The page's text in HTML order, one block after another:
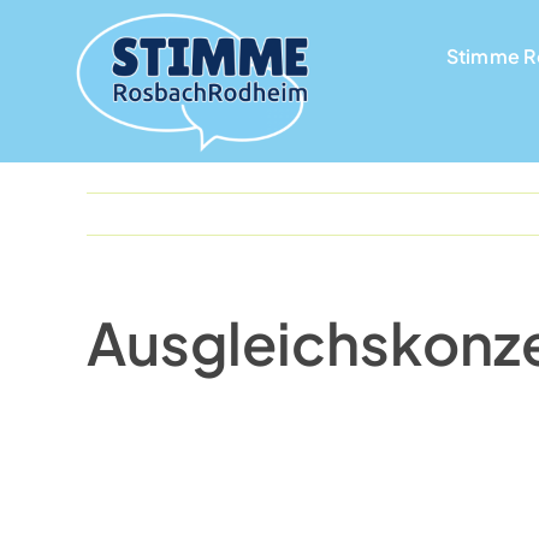
content
Stimme
Stimme